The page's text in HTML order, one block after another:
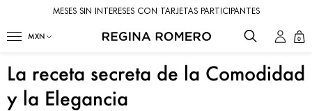
MESES SIN INTERESES CON TARJETAS PARTICIPANTES
0
La receta secreta de la Comodidad
y la Elegancia